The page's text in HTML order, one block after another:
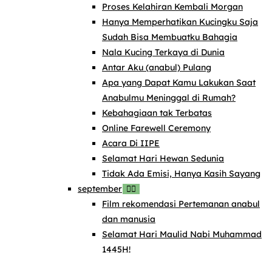
Proses Kelahiran Kembali Morgan
Hanya Memperhatikan Kucingku Saja
Sudah Bisa Membuatku Bahagia
Nala Kucing Terkaya di Dunia
Antar Aku (anabul) Pulang
Apa yang Dapat Kamu Lakukan Saat
Anabulmu Meninggal di Rumah?
Kebahagiaan tak Terbatas
Online Farewell Ceremony
Acara Di IIPE
Selamat Hari Hewan Sedunia
Tidak Ada Emisi, Hanya Kasih Sayang
september
Film rekomendasi Pertemanan anabul
dan manusia
Selamat Hari Maulid Nabi Muhammad
1445H!